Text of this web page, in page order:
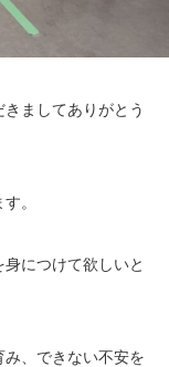
ましてありがとう
。
につけて欲しいと
み、できない不安を